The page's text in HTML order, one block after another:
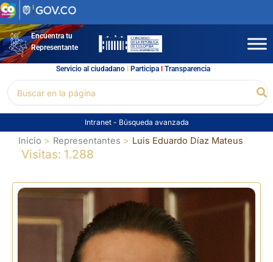
Ir
al
contenidoEncuentra tu
Representante
Servicio al ciudadano l Participal Transparencia
por:
Intranet - Búsqueda avanzada
Inicio Representantes Luis Eduardo Díaz Mateus
Visitas: 1.288